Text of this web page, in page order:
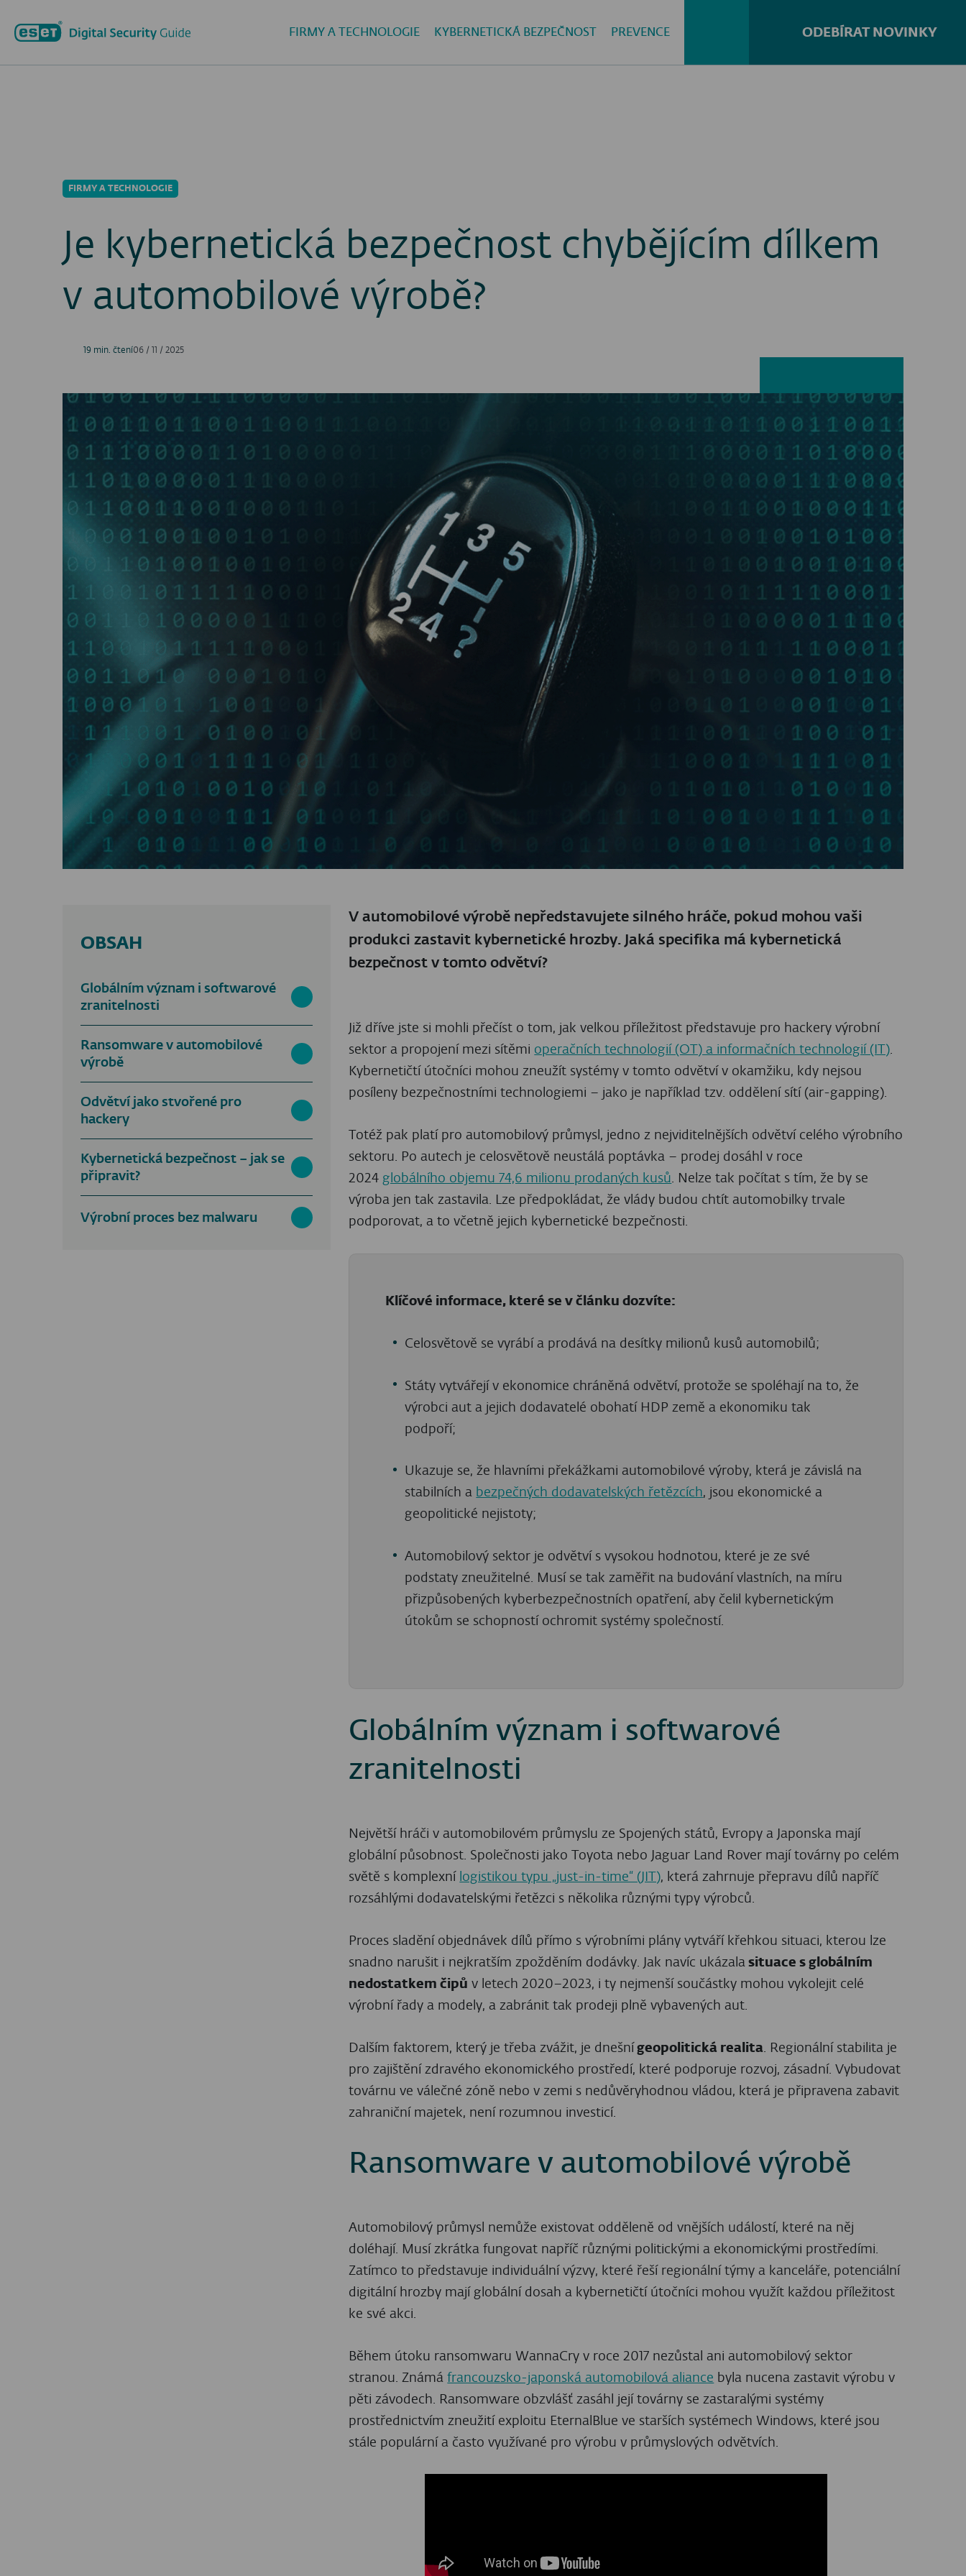
FIRMY A TECHNOLOGIE KYBERNETICKÁ BEZPEČNOST PREVENCE ODEBÍRAT NOVINKY
FIRMY A TECHNOLOGIE
Je kybernetická bezpečnost chybějícím dílkem
v automobilové výrobě?
19 min. čtení06 / 11 / 2025
OBSAH
Globálním význam i softwarové
zranitelnosti
Ransomware v automobilové
výrobě
Odvětví jako stvořené pro
hackery
Kybernetická bezpečnost – jak se
připravit?
Výrobní proces bez malwaru
V automobilové výrobě nepředstavujete silného hráče, pokud mohou vaši
produkci zastavit kybernetické hrozby. Jaká specifika má kybernetická
bezpečnost v tomto odvětví?
Již dříve jste si mohli přečíst o tom, jak velkou příležitost představuje pro hackery výrobní
sektor a propojení mezi sítěmi operačních technologií (OT) a informačních technologií (IT)
Kybernetičtí útočníci mohou zneužít systémy v tomto odvětví v okamžiku, kdy nejsou
posíleny bezpečnostními technologiemi – jako je například tzv. oddělení sítí (air-gapping).
Totéž pak platí pro automobilový průmysl, jedno z nejviditelnějších odvětví celého výrobního
sektoru. Po autech je celosvětově neustálá poptávka – prodej dosáhl v roce
2024 globálního objemu 74,6 milionu prodaných kusů . Nelze tak počítat s tím, že by se
výroba jen tak zastavila. Lze předpokládat, že vlády budou chtít automobilky trvale
podporovat, a to včetně jejich kybernetické bezpečnosti.
Klíčové informace, které se v článku dozvíte:
Celosvětově se vyrábí a prodává na desítky milionů kusů automobilů;
Státy vytvářejí v ekonomice chráněná odvětví, protože se spoléhají na to, že
výrobci aut a jejich dodavatelé obohatí HDP země a ekonomiku tak
podpoří;
Ukazuje se, že hlavními překážkami automobilové výroby, která je závislá na
stabilních a bezpečných dodavatelských řetězcích, jsou ekonomické a
geopolitické nejistoty;
Automobilový sektor je odvětví s vysokou hodnotou, které je ze své
podstaty zneužitelné. Musí se tak zaměřit na budování vlastních, na míru
přizpůsobených kyberbezpečnostních opatření, aby čelil kybernetickým
útokům se schopností ochromit systémy společností.
Globálním význam i softwarové
zranitelnosti
Největší hráči v automobilovém průmyslu ze Spojených států, Evropy a Japonska mají
globální působnost. Společnosti jako Toyota nebo Jaguar Land Rover mají továrny po celém
světě s komplexní logistikou typu „just-in-time“ (JIT), která zahrnuje přepravu dílů napříč
rozsáhlými dodavatelskými řetězci s několika různými typy výrobců.
Proces sladění objednávek dílů přímo s výrobními plány vytváří křehkou situaci, kterou lze
snadno narušit i nejkratším zpožděním dodávky. Jak navíc ukázala situace s globálním
nedostatkem čipů v letech 2020–2023, i ty nejmenší součástky mohou vykolejit celé
výrobní řady a modely, a zabránit tak prodeji plně vybavených aut.
Dalším faktorem, který je třeba zvážit, je dnešnígeopolitická realita . Regionální stabilita je
pro zajištění zdravého ekonomického prostředí, které podporuje rozvoj, zásadní. Vybudovat
továrnu ve válečné zóně nebo v zemi s nedůvěryhodnou vládou, která je připravena zabavit
zahraniční majetek, není rozumnou investicí.
Ransomware v automobilové výrobě
Automobilový průmysl nemůže existovat odděleně od vnějších událostí, které na něj
doléhají. Musí zkrátka fungovat napříč různými politickými a ekonomickými prostředími.
Zatímco to představuje individuální výzvy, které řeší regionální týmy a kanceláře, potenciální
digitální hrozby mají globální dosah a kybernetičtí útočníci mohou využít každou příležitost
ke své akci.
Během útoku ransomwaru WannaCry v roce 2017 nezůstal ani automobilový sektor
stranou. Známáfrancouzsko-japonská automobilová aliance byla nucena zastavit výrobu v
pěti závodech. Ransomware obzvlášť zasáhl její továrny se zastaralými systémy
prostřednictvím zneužití exploitu EternalBlue ve starších systémech Windows, které jsou
stále populární a často využívané pro výrobu v průmyslových odvětvích.